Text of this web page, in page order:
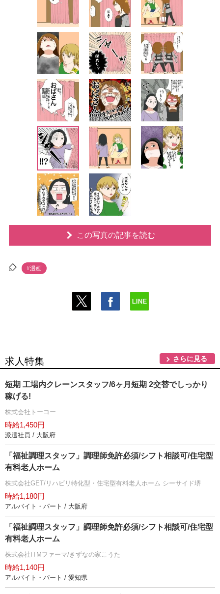
この写真の記事を読む
#漫画
求人特集 さらに見る
短期 工場内クレーンスタッフ/6ヶ月短期 2交替でしっかり
稼げる!
株式会社トーコー
時給1,450円
派遣社員 / 大阪府
「福祉調理スタッフ」調理師免許必須/シフト相談可/住宅型
有料老人ホーム
株式会社GET/リハビリ特化型・住宅型有料老人ホーム シーサイド堺
時給1,180円
アルバイト・パート / 大阪府
「福祉調理スタッフ」調理師免許必須/シフト相談可/住宅型
有料老人ホーム
株式会社ITMファーマ/きずなの家こうた
時給1,140円
アルバイト・パート / 愛知県